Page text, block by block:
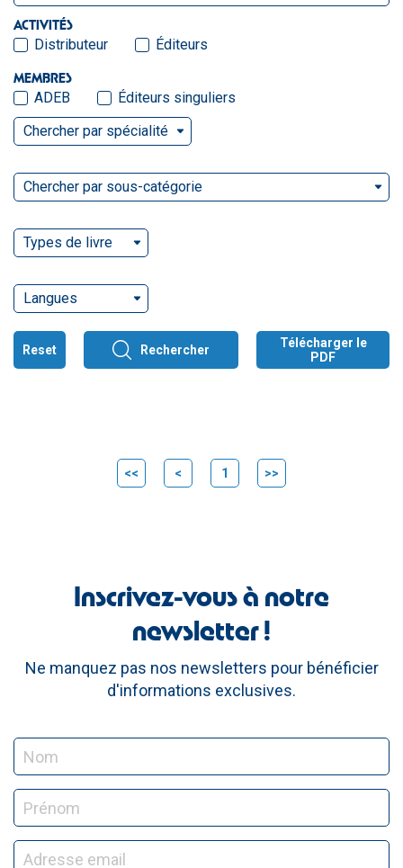
ACTIVITÉS
Distributeur Éditeurs
MEMBRES
ADEB
Éditeurs singuliers
Chercher par spécialité
Chercher par sous-catégorie
Types de livre
Langues
Reset Rechercher
Télécharger le
PDF
<< < 1 >>
Inscrivez-vous à notre
newsletter !
Ne manquez pas nos newsletters pour bénéficier
d'informations exclusives.